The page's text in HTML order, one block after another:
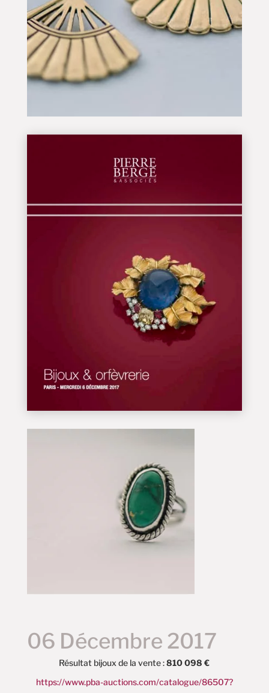
06 Décembre 2017
Résultat bijoux de la vente :810 098 €
https://www.pba-auctions.com/catalogue/86507?